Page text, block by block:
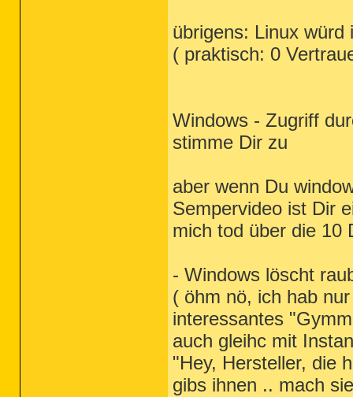
übrigens: Linux
( praktisch: 0
Windows - Zugriff
stimme Dir zu
aber wenn Du
Sempervideo ist Dir
mich tod über die 10
- Windows löscht
( öhm nö, ich hab
interessantes
auch gleihc mit
"Hey, Hersteller, die
gibs ihnen .. mach